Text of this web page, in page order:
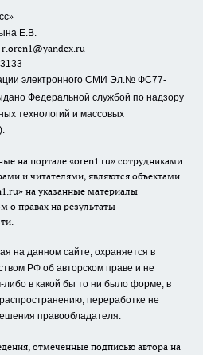
»
Е.В.
r.oren1@yandex.ru
электронного СМИ Эл.№ ФС77-
Федеральной службой по надзору
технологий и массовых
на портале «oren1.ru» сотрудниками
и читателями, являются объектами
на указанные материалы
о правах на результаты
на данном сайте, охраняется в
РФ об авторском праве и не
в какой бы то ни было форме, в
переработке не
правообладателя.
отмеченные подписью автора на